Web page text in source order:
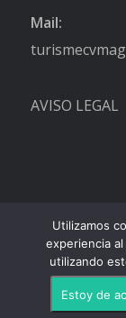
Mail:
AVISO LEGAL
Enfold Theme by
Utilizamos
experiencia
utilizando
Estoy de